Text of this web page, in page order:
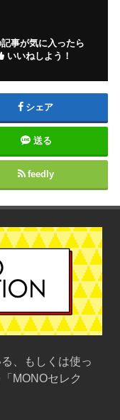
事が気に入ったら
いいねしよう！
シェア
送る
feedly
、もしくは使っ
MONOセレク